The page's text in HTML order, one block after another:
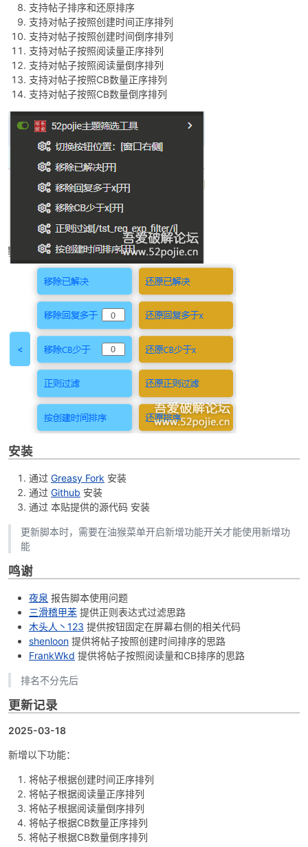
支持帖子排序和还原排序
支持对帖子按照创建时间正序排列
支持对帖子按照创建时间倒序排列
支持对帖子按照阅读量正序排列
支持对帖子按照阅读量倒序排列
支持对帖子按照CB数量正序排列
支持对帖子按照CB数量倒序排列
安装
通过 Greasy Fork 安装
通过 Github 安装
通过 本贴提供的源代码 安装
更新脚本时，需要在油猴菜单开启新增功能开关才能使用新增功
能
鸣谢
夜泉 报告脚本使用问题
三滑稽甲苯 提供正则表达式过滤思路
木头人丶123 提供按钮固定在屏幕右侧的相关代码
shenloon 提供将帖子按照创建时间排序的思路
FrankWkd 提供将帖子按照阅读量和CB排序的思路
排名不分先后
更新记录
2025-03-18
新增以下功能：
将帖子根据创建时间正序排列
将帖子根据阅读量正序排列
将帖子根据阅读量倒序排列
将帖子根据CB数量正序排列
将帖子根据CB数量倒序排列